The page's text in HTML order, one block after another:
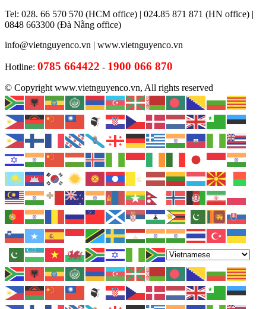
Tel: 028. 66 570 570 (HCM office) | 024.85 871 871 (HN office) |
0848 663300 (Đà Nẵng office)
info@vietnguyenco.vn | www.vietnguyenco.vn
Hotline: 0785 664422 - 1900 066 870
© Copyright www.vietnguyenco.vn, All rights reserved